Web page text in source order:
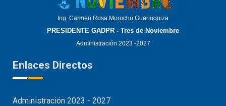
Ing. Carmen Rosa Morocho Guanuquiza
PRESIDENTE GADPR - Tres de Noviembre
Administración 2023 -2027
Enlaces Directos
Administración 2023 - 2027